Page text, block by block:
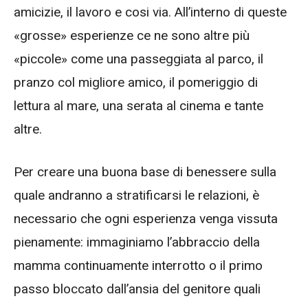
amicizie, il lavoro e cosi via. All’interno di queste
«grosse» esperienze ce ne sono altre più
«piccole» come una passeggiata al parco, il
pranzo col migliore amico, il pomeriggio di
lettura al mare, una serata al cinema e tante
altre.
Per creare una buona base di benessere sulla
quale andranno a stratificarsi le relazioni, è
necessario che ogni esperienza venga vissuta
pienamente: immaginiamo l’abbraccio della
mamma continuamente interrotto o il primo
passo bloccato dall’ansia del genitore quali